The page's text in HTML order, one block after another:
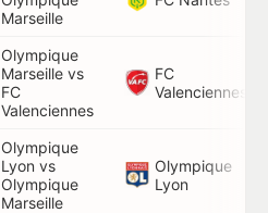
Marseille
Olympique
Marseille vs
FC
Valenciennes
FC
Valenciennes
Olympique
Lyon vs
Olympique
Marseille
Olympique
Lyon